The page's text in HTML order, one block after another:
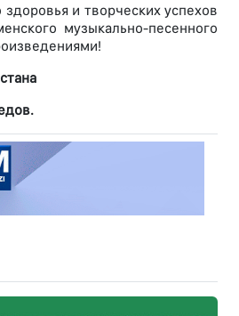
и творческих успехов
музыкально-песенного